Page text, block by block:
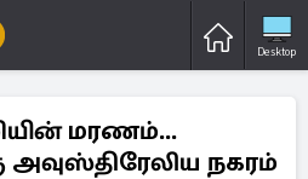
Desktop
மரணம்...
அவுஸ்திரேலிய நகரம்